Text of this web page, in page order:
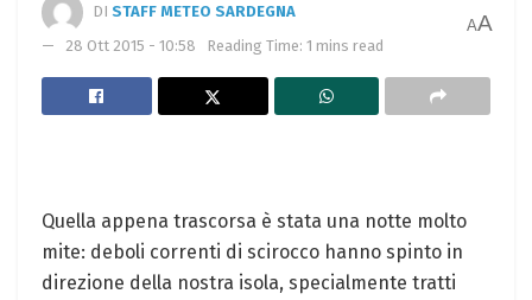
DI STAFF METEO SARDEGNA
28 Ott 2015 - 10:58
Reading Time: 1 mins read
AA
Quella appena trascorsa è stata una notte molto
mite: deboli correnti di scirocco hanno spinto in
direzione della nostra isola, specialmente tratti